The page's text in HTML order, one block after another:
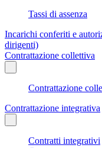
Tassi di assenza
Incarichi conferiti e
dirigenti)
Contrattazione collettiva
Contrattazione
Contrattazione integrativa
Contratti integrativi